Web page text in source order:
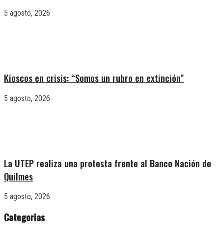
5 agosto, 2026
Kioscos en crisis: “Somos un rubro en extinción”
5 agosto, 2026
La UTEP realiza una protesta frente al Banco Nación de
Quilmes
5 agosto, 2026
Categorias